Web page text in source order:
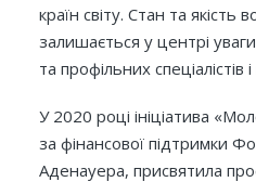
країн світу. Стан та якість
залишається у центрі
та профільних спеціалістів
У 2020 році ініціатива
за фінансової підтримки
Аденауера, присвятила